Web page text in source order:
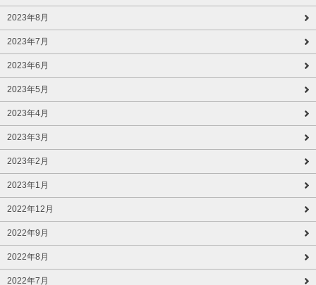
2023年8月
2023年7月
2023年6月
2023年5月
2023年4月
2023年3月
2023年2月
2023年1月
2022年12月
2022年9月
2022年8月
2022年7月